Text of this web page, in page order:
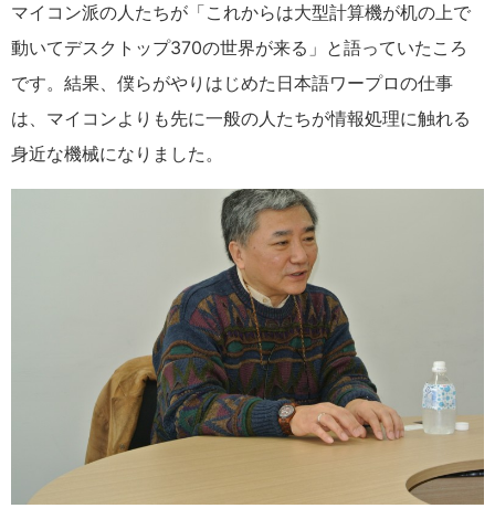
マイコン派の人たちが「これからは大型計算機が机の上で
動いてデスクトップ370の世界が来る」と語っていたころ
です。結果、僕らがやりはじめた日本語ワープロの仕事
は、マイコンよりも先に一般の人たちが情報処理に触れる
身近な機械になりました。